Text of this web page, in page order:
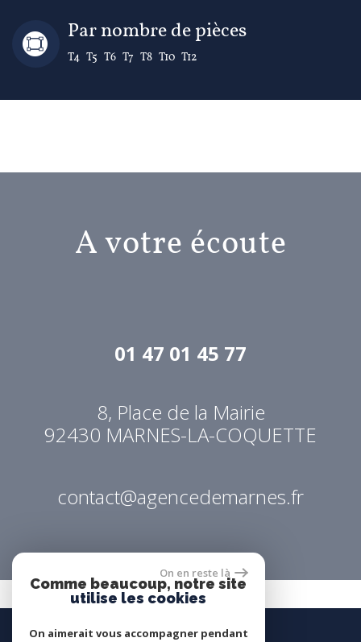
Par nombre de pièces
T4 T5 T6 T7 T8 T10 T12
A votre écoute
01 47 01 45 77
8, Place de la Mairie
92430 MARNES-LA-COQUETTE
contact@agencedemarnes.fr
On en reste là
Comme beaucoup, notre site
utilise les cookies
On aimerait vous accompagner pendant